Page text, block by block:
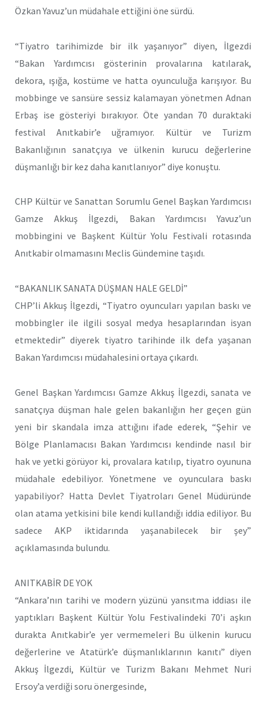
Özkan Yavuz’un müdahale ettiğini öne sürdü.
“Tiyatro tarihimizde bir ilk yaşanıyor” diyen, İlgezdi
“Bakan Yardımcısı gösterinin provalarına katılarak,
dekora, ışığa, kostüme ve hatta oyunculuğa karışıyor. Bu
mobbinge ve sansüre sessiz kalamayan yönetmen Adnan
Erbaş ise gösteriyi bırakıyor. Öte yandan 70 duraktaki
festival Anıtkabir’e uğramıyor. Kültür ve Turizm
Bakanlığının sanatçıya ve ülkenin kurucu değerlerine
düşmanlığı bir kez daha kanıtlanıyor” diye konuştu.
CHP Kültür ve Sanattan Sorumlu Genel Başkan Yardımcısı
Gamze Akkuş İlgezdi, Bakan Yardımcısı Yavuz’un
mobbingini ve Başkent Kültür Yolu Festivali rotasında
Anıtkabir olmamasını Meclis Gündemine taşıdı.
“BAKANLIK SANATA DÜŞMAN HALE GELDİ”
CHP’li Akkuş İlgezdi, “Tiyatro oyuncuları yapılan baskı ve
mobbingler ile ilgili sosyal medya hesaplarından isyan
etmektedir” diyerek tiyatro tarihinde ilk defa yaşanan
Bakan Yardımcısı müdahalesini ortaya çıkardı.
Genel Başkan Yardımcısı Gamze Akkuş İlgezdi, sanata ve
sanatçıya düşman hale gelen bakanlığın her geçen gün
yeni bir skandala imza attığını ifade ederek, “Şehir ve
Bölge Planlamacısı Bakan Yardımcısı kendinde nasıl bir
hak ve yetki görüyor ki, provalara katılıp, tiyatro oyununa
müdahale edebiliyor. Yönetmene ve oyunculara baskı
yapabiliyor? Hatta Devlet Tiyatroları Genel Müdüründe
olan atama yetkisini bile kendi kullandığı iddia ediliyor. Bu
sadece AKP iktidarında yaşanabilecek bir şey”
açıklamasında bulundu.
ANITKABİR DE YOK
“Ankara’nın tarihi ve modern yüzünü yansıtma iddiası ile
yaptıkları Başkent Kültür Yolu Festivalindeki 70’i aşkın
durakta Anıtkabir’e yer vermemeleri Bu ülkenin kurucu
değerlerine ve Atatürk’e düşmanlıklarının kanıtı” diyen
Akkuş İlgezdi, Kültür ve Turizm Bakanı Mehmet Nuri
Ersoy’a verdiği soru önergesinde,